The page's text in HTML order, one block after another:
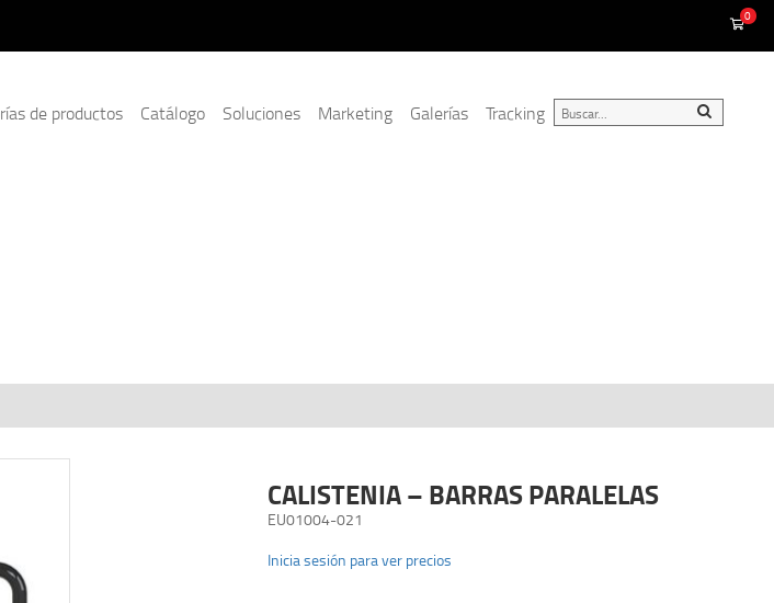
0
de productos Catálogo Soluciones Marketing Galerías Tracking
CALISTENIA – BARRAS PARALELAS
EU01004-021
Inicia sesión para ver precios